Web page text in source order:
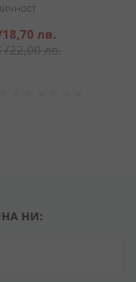
18,70 лв.
/22,00 лв.
НИ: